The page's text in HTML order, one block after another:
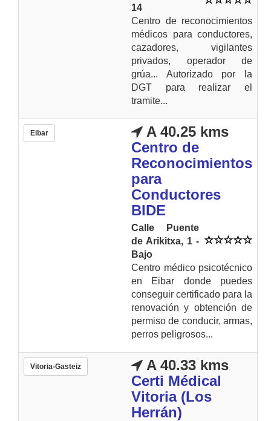
14
Centro de reconocimientos
médicos para conductores,
cazadores, vigilantes
privados, operador de
grúa... Autorizado por la
DGT para realizar el
tramite...
Eibar
A 40.25 kms
Centro de
Reconocimientos
para
Conductores
BIDE
Calle Puente
de Arikitxa, 1 -
Bajo
Centro médico psicotécnico
en Eibar donde puedes
conseguir certificado para la
renovación y obtención de
permiso de conducir, armas,
perros peligrosos...
Vitoria-Gasteiz
A 40.33 kms
Certi Médical
Vitoria (Los
Herrán)